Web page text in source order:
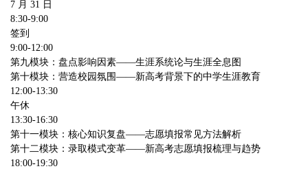
7 月 31 日
8:30-9:00
签到
9:00-12:00
第九模块：盘点影响因素——生涯系统论与生涯全息图
第十模块：营造校园氛围——新高考背景下的中学生涯教育
12:00-13:30
午休
13:30-16:30
第十一模块：核心知识复盘——志愿填报常见方法解析
第十二模块：录取模式变革——新高考志愿填报梳理与趋势
18:00-19:30